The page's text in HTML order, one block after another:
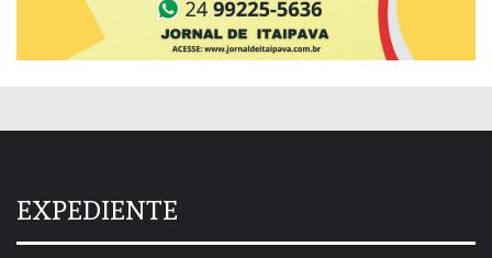
EXPEDIENTE